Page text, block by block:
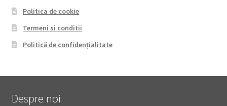
Politica de cookie
Termeni si conditii
Politică de confidențialitate
Despre noi